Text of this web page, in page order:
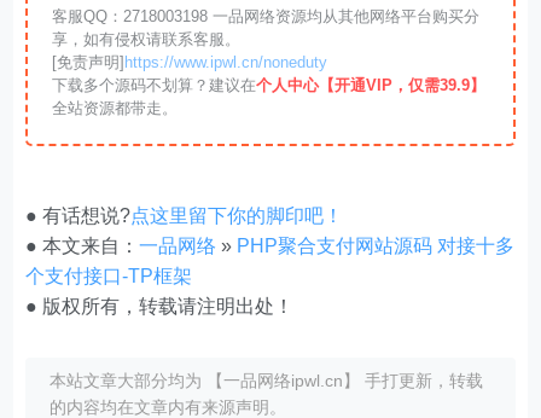
客服QQ：2718003198 一品网络资源均从其他网络平台购买分
享，如有侵权请联系客服。
[免责声明] https://www.ipwl.cn/noneduty
下载多个源码不划算？建议在个人中心【开通VIP，仅需39.9】
全站资源都带走。
● 有话想说?点这里留下你的脚印吧！
● 本文来自：一品网络 » PHP聚合支付网站源码 对接十多
个支付接口-TP框架
● 版权所有，转载请注明出处！
本站文章大部分均为 【一品网络ipwl.cn】 手打更新，转载
的内容均在文章内有来源声明。